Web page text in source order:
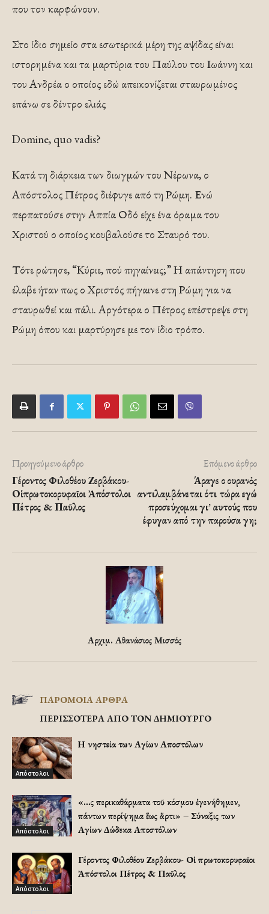
που τον καρφώνουν.
Στο ίδιο σημείο στα εσωτερικά μέρη της αψίδας είναι
ιστορημένα και τα μαρτύρια του Παύλου του Ιωάννη και
του Ανδρέα ο οποίος εδώ απεικονίζεται σταυρωμένος
επάνω σε δέντρο ελιάς
Domine, quo vadis?
Κατά τη διάρκεια των διωγμών του Νέρωνα, ο
Απόστολος Πέτρος διέφυγε από τη Ρώμη. Ενώ
περπατούσε στην Αππία Οδό είχε ένα όραμα του
Χριστού ο οποίος κουβαλούσε το Σταυρό του.
Τότε ρώτησε, “Κύριε, πού πηγαίνεις;” Η απάντηση που
έλαβε ήταν πως ο Χριστός πήγαινε στη Ρώμη για να
σταυρωθεί και πάλι. Αργότερα ο Πέτρος επέστρεψε στη
Ρώμη όπου και μαρτύρησε με τον ίδιο τρόπο.
Προηγούμενο άρθρο
Γέροντος Φιλοθέου Ζερβάκου-
Οἱ πρωτοκορυφαῖοι Ἀπόστολοι
Πέτρος & Παῦλος
Επόμενο άρθρο
Άραγε ο ουρανὀς
αντιλαμβάνεται ότι τώρα εγώ
προσεύχομαι γι’ αυτούς που
έφυγαν από την παρούσα γη;
Αρχιμ. Αθανάσιος Μισσός
ΠΑΡΟΜΟΙΑ ΑΡΘΡΑ
ΠΕΡΙΣΣΟΤΕΡΑ ΑΠΟ ΤΟΝ ΔΗΜΙΟΥΡΓΟ
Απόστολοι
Η νηστεία των Αγίων Αποστόλων
Απόστολοι
«…Ὡς περικαθάρματα τοῦ κόσμου ἐγενήθημεν,
πάντων περίψημα ἕως ἄρτι» – Σύναξις των
Αγίων Δώδεκα Αποστόλων
Απόστολοι
Γέροντος Φιλοθέου Ζερβάκου- Οἱ πρωτοκορυφαῖοι
Ἀπόστολοι Πέτρος & Παῦλος